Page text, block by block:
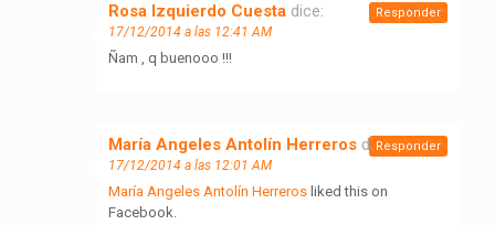
Rosa Izquierdo Cuesta dice:
17/12/2014 a las 12:41 AM
Ñam , q buenooo !!!
Responder
María Angeles Antolín Herreros dice:
17/12/2014 a las 12:01 AM
María Angeles Antolín Herreros liked this on
Facebook.
Responder